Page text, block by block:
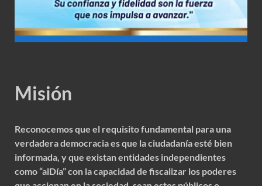
Misión
Reconocemos que el requisito fundamental para una
verdadera democracia es que la ciudadanía esté bien
informada, y que existan entidades independientes
como “alDía” con la capacidad de fiscalizar los poderes